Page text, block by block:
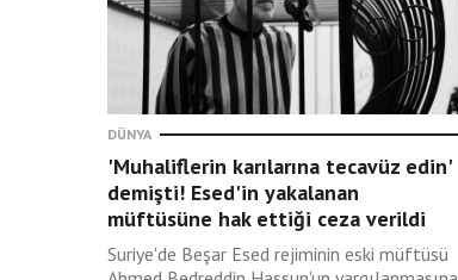
DÜNYA
'Muhaliflerin karılarına tecavüz edin'
demişti! Esed'in yakalanan
müftüsüne hak ettiği ceza verildi
Suriye'de Beşar Esed rejiminin eski müftüsü